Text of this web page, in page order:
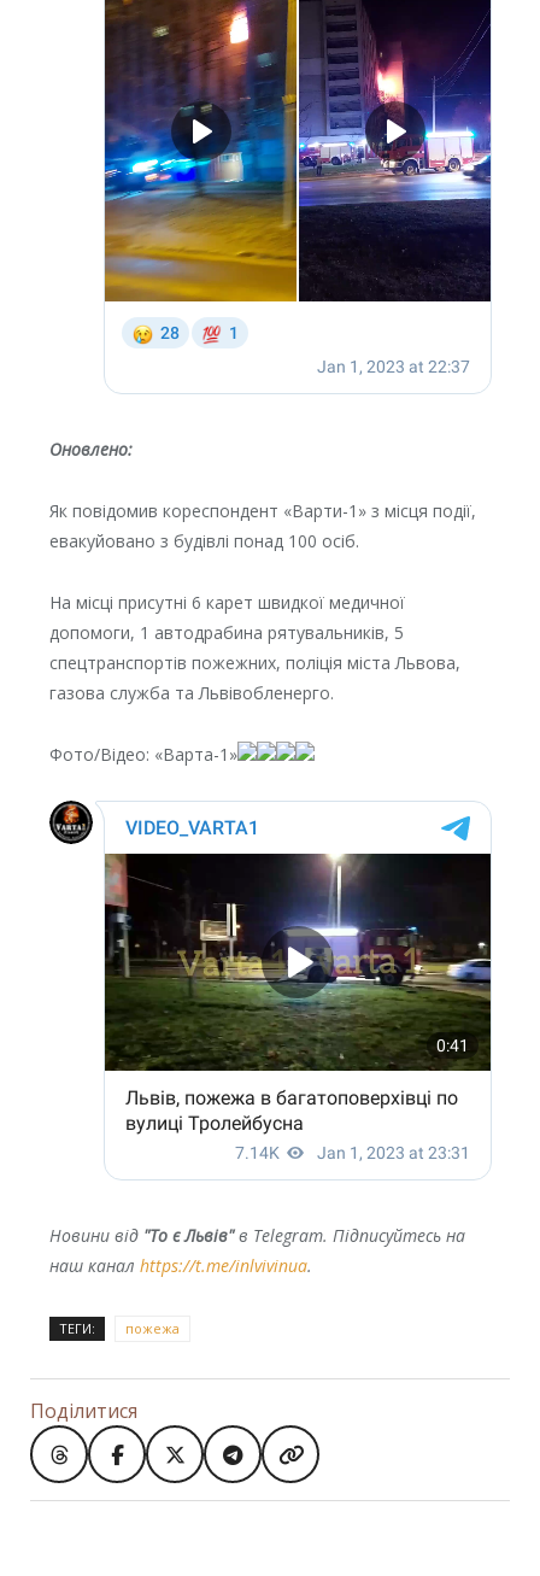
Оновлено:
Як повідомив кореспондент «Варти-1» з місця події,
евакуйовано з будівлі понад 100 осіб.
На місці присутні 6 карет швидкої медичної
допомоги, 1 автодрабина рятувальників, 5
спецтранспортів пожежних, поліція міста Львова,
газова служба та Львівобленерго.
Фото/Відео: «Варта-1»
Новини від "То є Львів"в Telegram. Підписуйтесь на
наш канал https://t.me/inlvivinua.
ТЕГИ: пожежа
Поділитися